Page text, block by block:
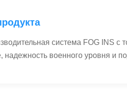
система FOG INS
надежность военного уровня и